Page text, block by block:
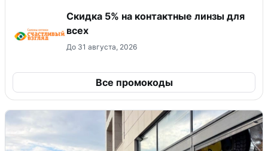
Скидка 5% на контактные линзы для
всех
До 31 августа, 2026
Все промокоды